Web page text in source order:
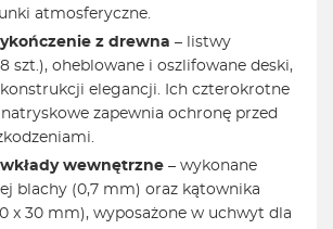
atmosferyczne.
z drewna – listwy
szt.), oheblowane i oszlifowane deski,
elegancji. Ich czterokrotne
zapewnia ochronę przed
wewnętrzne – wykonane
blachy (0,7 mm) oraz kątownika
x 30 mm), wyposażone w uchwyt dla